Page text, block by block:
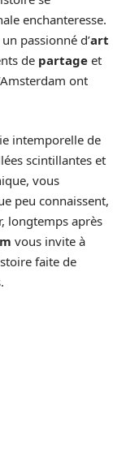
enchanteresse.
un passionné d’art
de partage et
ont
intemporelle de
scintillantes et
vous
peu connaissent,
longtemps après
vous invite à
faite de